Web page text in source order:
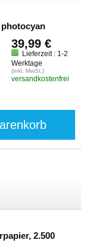
39,99 €
Lieferzeit : 1-2
Werktage
(inkl. MwSt.)
versandkostenfrei
2.500